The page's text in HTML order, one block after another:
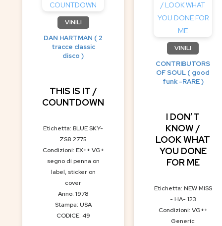
VINILI
DAN HARTMAN ( 2
tracce classic
disco )
THIS IS IT /
COUNTDOWN
Etichetta: BLUE SKY-
ZS8 2775
Condizioni: EX++ VG+
segno di penna on
label, sticker on
cover
Anno: 1978
Stampa: USA
CODICE: 49
VINILI
CONTRIBUTORS
OF SOUL ( good
funk -RARE )
I DON’T
KNOW /
LOOK WHAT
YOU DONE
FOR ME
Etichetta: NEW MISS
- HA- 123
Condizioni: VG++
Generic